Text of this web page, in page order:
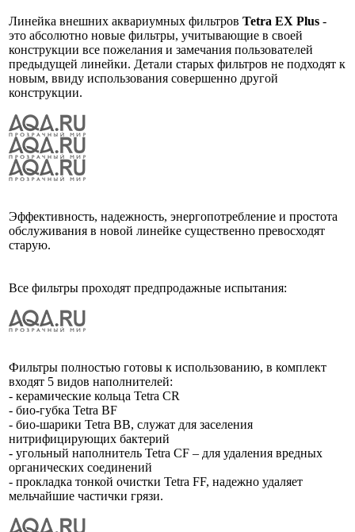
Линейка внешних аквариумных фильтров Tetra EX Plus -
это абсолютно новые фильтры, учитывающие в своей
конструкции все пожелания и замечания пользователей
предыдущей линейки. Детали старых фильтров не подходят к
новым, ввиду использования совершенно другой
конструкции.
Эффективность, надежность, энергопотребление и простота
обслуживания в новой линейке существенно превосходят
старую.
Все фильтры проходят предпродажные испытания:
Фильтры полностью готовы к использованию, в комплект
входят 5 видов наполнителей:
- керамические кольца Tetra CR
- био-губка Tetra BF
- био-шарики Tetra BB, служат для заселения
нитрифицирующих бактерий
- угольный наполнитель Tetra CF – для удаления вредных
органических соединений
- прокладка тонкой очистки Tetra FF, надежно удаляет
мельчайшие частички грязи.